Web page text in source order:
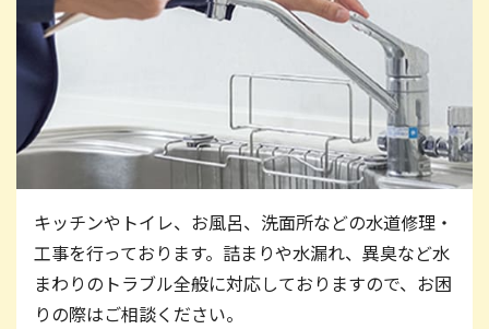
キッチンやトイレ、お風呂、洗面所などの水道修理・
工事を行っております。詰まりや水漏れ、異臭など水
まわりのトラブル全般に対応しておりますので、お困
りの際はご相談ください。